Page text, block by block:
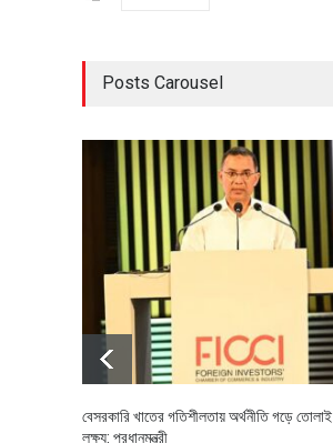
Posts Carousel
বেসরকারি খাতের গতিশীলতায় অর্থনীতি গড়ে
লক্ষ্য: প্রধানমন্ত্রী